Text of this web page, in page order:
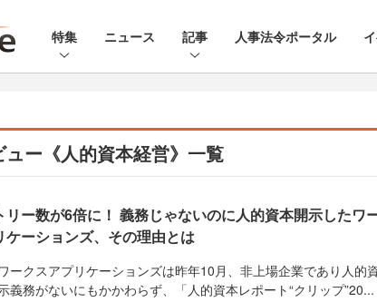
特集 ニュース 記事 人事法令ポータル
ュー《人的資本経営》一覧
リー数が6倍に！ 義務じゃないのに人的資本開示したワ
ケーションズ、その理由とは
ークスアプリケーションズは昨年10月、非上場企業であり人的
義務がないにもかかわらず、「人的資本レポート“クリップ”20...